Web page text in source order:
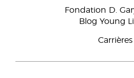
Fondation D.
Blog Young
Carrières